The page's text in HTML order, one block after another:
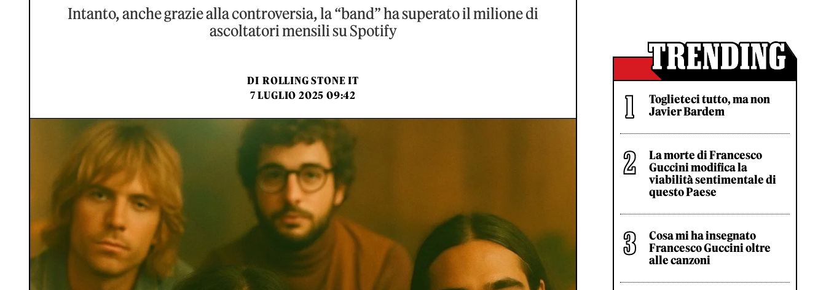
Intanto, anche grazie alla controversia, la “band” ha superato il milione di
ascoltatori mensili su Spotify
DI ROLLING STONE IT
7 LUGLIO 2025 09:42
Toglieteci tutto, ma non
Javier Bardem
La morte di Francesco
Guccini modifica la
viabilità sentimentale di
questo Paese
Cosa mi ha insegnato
Francesco Guccini oltre
alle canzoni